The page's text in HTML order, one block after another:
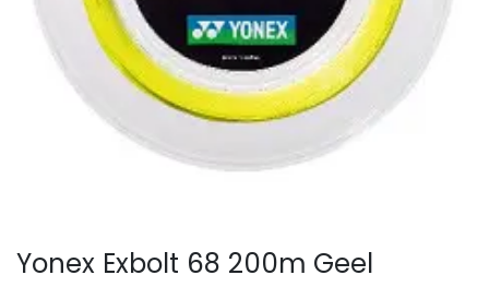
Yonex Exbolt 68 200m Geel